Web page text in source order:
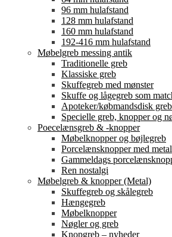
96 mm hulafstand
128 mm hulafstand
160 mm hulafstand
192-416 mm hulafstand
Møbelgreb messing antik
Traditionelle greb
Klassiske greb
Skuffegreb med mønster
Skuffe og lågegreb som
Apoteker/købmandsdisk
Specielle greb, knopper og
Poecelænsgreb & -knopper
Møbelknopper og bøjlegreb
Porcelænsknopper med metal
Gammeldags
Ren nostalgi
Møbelgreb & knopper (Metal)
Skuffegreb og skålegreb
Hængegreb
Møbelknopper
Nøgler og greb
Knopgreb – nyheder